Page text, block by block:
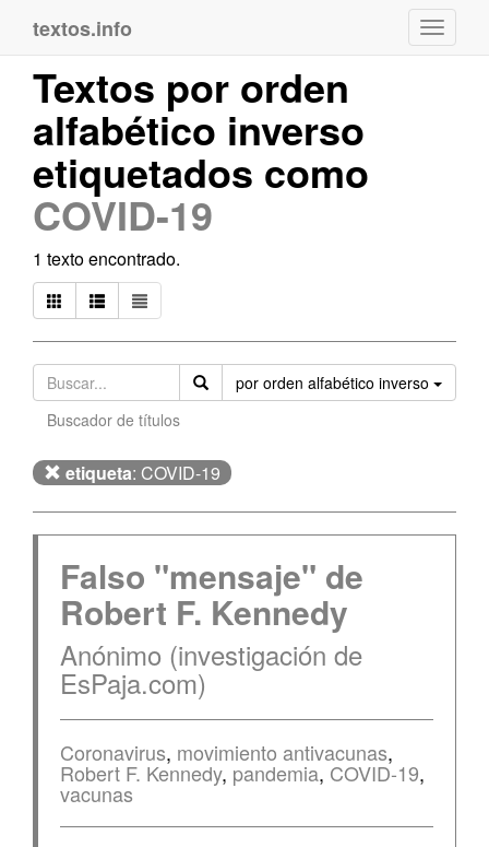
textos.info
Textos por orden
alfabético inverso
etiquetados como
COVID-19
1 texto encontrado.
por orden alfabético inverso
Buscador de títulos
etiqueta: COVID-19
Falso "mensaje" de
Robert F. Kennedy
Anónimo (investigación de
EsPaja.com)
Coronavirus, movimiento antivacunas,
Robert F. Kennedy, pandemia, COVID-19,
vacunas